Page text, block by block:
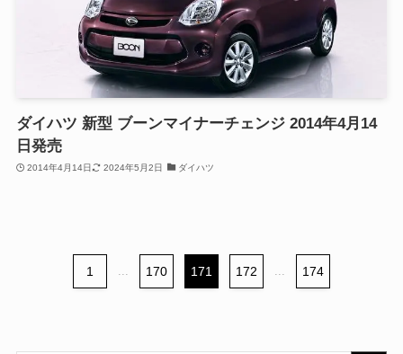
ダイハツ 新型 ブーンマイナーチェンジ 2014年4月14
日発売
2014年4月14日 2024年5月2日 ダイハツ
1 170 171 172 174